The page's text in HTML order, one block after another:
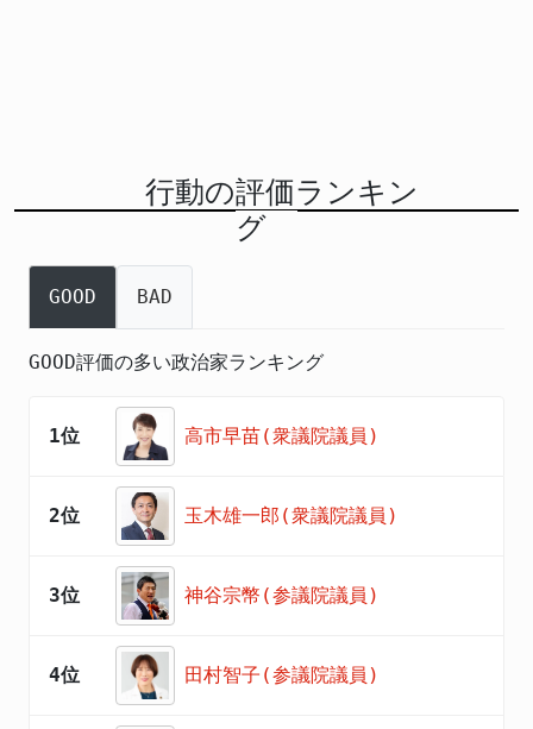
行動の評価ランキン
グ
GOOD BAD
GOOD評価の多い政治家ランキング
1位 高市早苗(衆議院議員)
2位 玉木雄一郎(衆議院議員)
3位 神谷宗幣(参議院議員)
4位 田村智子(参議院議員)